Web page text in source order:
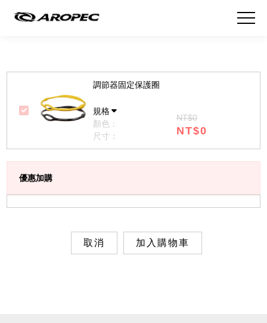
調節器固定保護圈
規格
顏色：
尺寸：
NT$0
NT$0
優惠加購
取消 加入購物車